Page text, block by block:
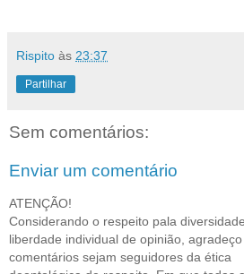
Rispito às 23:37
Partilhar
Sem comentários:
Enviar um comentário
ATENÇÃO!
Considerando o respeito pala
liberdade individual de opinião,
comentários sejam seguidores da ética